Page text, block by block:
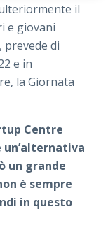
il
e giovani
di
e in
la Giornata
Centre
un’alternativa
un grande
è sempre
in questo